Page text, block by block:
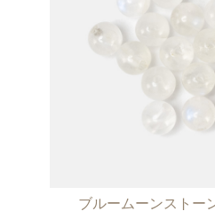
ブルームーンストー